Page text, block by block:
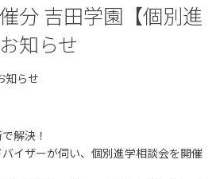
分 吉田学園【個別進
知らせ
知らせ
解決！
イザーが伺い、個別進学相談会を開催